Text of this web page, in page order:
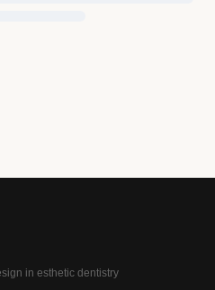
in esthetic dentistry